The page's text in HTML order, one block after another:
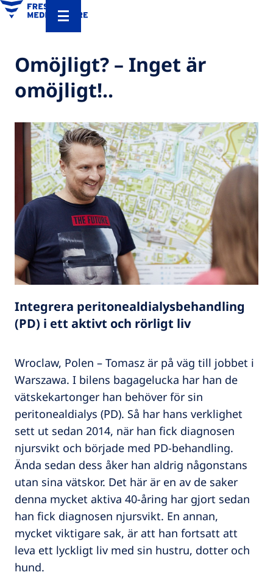
Omöjligt? – Inget är
omöjligt!..
Integrera peritonealdialysbehandling
(PD) i ett aktivt och rörligt liv
Wroclaw, Polen – Tomasz är på väg till jobbet i
Warszawa. I bilens bagagelucka har han de
vätskekartonger han behöver för sin
peritonealdialys (PD). Så har hans verklighet
sett ut sedan 2014, när han fick diagnosen
njursvikt och började med PD-behandling.
Ända sedan dess åker han aldrig någonstans
utan sina vätskor. Det här är en av de saker
denna mycket aktiva 40-åring har gjort sedan
han fick diagnosen njursvikt. En annan,
mycket viktigare sak, är att han fortsatt att
leva ett lyckligt liv med sin hustru, dotter och
hund.